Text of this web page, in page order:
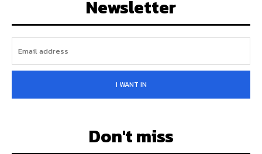
Newsletter
I WANT IN
Don't miss